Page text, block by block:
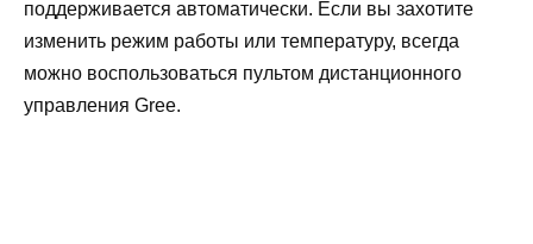
поддерживается автоматически. Если вы захотите
изменить режим работы или температуру, всегда
можно воспользоваться пультом дистанционного
управления Gree.